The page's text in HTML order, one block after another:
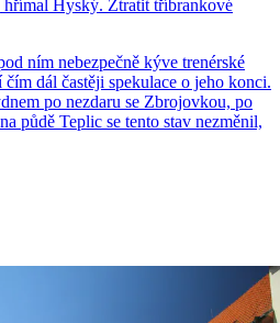
Hyský. Ztratit tříbrankové
ním nebezpečně kýve trenérské
dál častěji spekulace o jeho konci.
po nezdaru se Zbrojovkou, po
půdě Teplic se tento stav nezměnil,